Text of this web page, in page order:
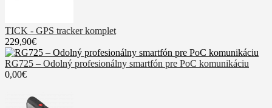
TICK - GPS tracker komplet
229,90€
RG725 – Odolný profesionálny smartfón pre PoC komunikáciu
0,00€